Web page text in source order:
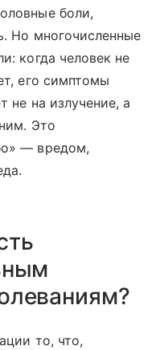
боли,
Но многочисленные
когда человек не
его симптомы
не на излучение, а
Это
— вредом,
то, что,